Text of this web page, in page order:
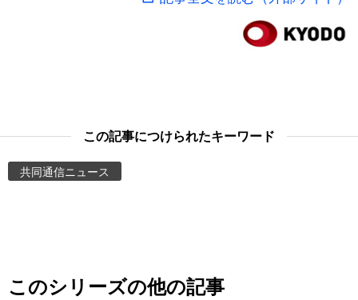
スポーツ・東京2020
Images
この記事につけられたキーワード
共同通信ニュース
このシリーズの他の記事